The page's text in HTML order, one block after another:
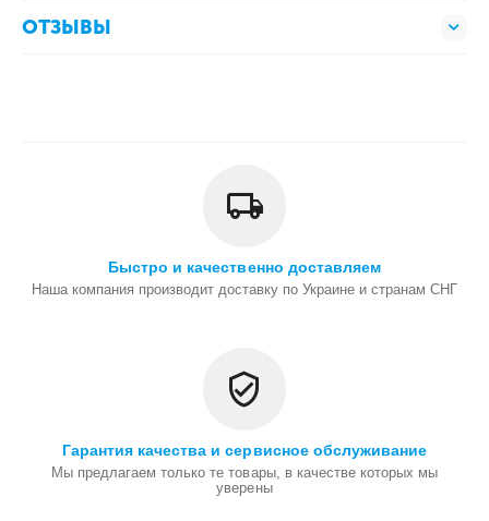
ОТЗЫВЫ
Быстро и качественно доставляем
Наша компания производит доставку по Украине и странам СНГ
Гарантия качества и сервисное обслуживание
Мы предлагаем только те товары, в качестве которых мы
уверены